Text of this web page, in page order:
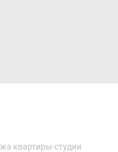
квартиры-студии